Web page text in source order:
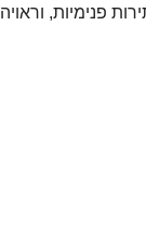
פנימיות, וראויה